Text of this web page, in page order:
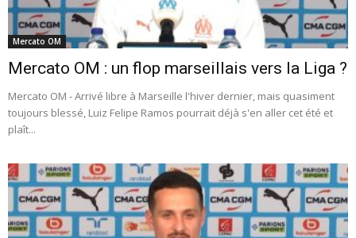
Mercato OM
Mercato OM : un flop marseillais vers la Liga ?
Mercato OM - Arrivé libre à Marseille l'hiver dernier, mais quasiment
toujours blessé, Luiz Felipe Ramos pourrait déjà s'en aller cet été et
plaît...